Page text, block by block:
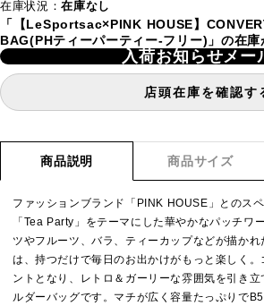
在庫状況：在庫なし
「【LeSportsac×PINK HOUSE】
BAG(PHティーパーティー-フリー)」の在庫
入荷お知らせメー
店頭在庫を確認す
商品説明 商品サイズ
ファッションブランド「PINK HOUSE」とのス
「Tea Party」をテーマにした華やかなパッチワ
ツやフルーツ、バラ、ティーカップなどが描か
は、持つだけで毎日のお出かけがもっと楽しく
ントとなり、レトロ＆ガーリーな雰囲気を引き立
ルダーバッグです。マチが広く容量たっぷりで